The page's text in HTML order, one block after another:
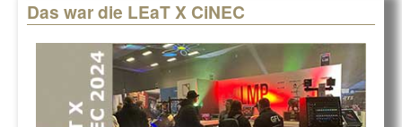
Das war die LEaT X CiNEC